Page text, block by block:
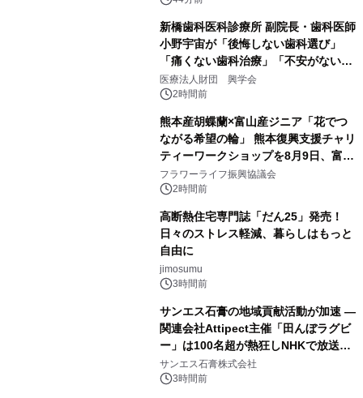
新橋歯科医科診療所 副院長・歯科医師
小野宇宙が「後悔しない歯科選び」
「痛くない歯科治療」「不安がない治
療計画」をテーマに専門監修
医療法人財団 興学会
2時間前
熊本産胡蝶蘭×富山産ジニア「花でつ
ながる希望の輪」 熊本復興支援チャリ
ティーワークショップを8月9日、富
山・射水で開催
フラワーライフ振興協議会
2時間前
高断熱住宅専門誌「だん25」発売！
日々のストレス軽減、暮らしはもっと
自由に
jimosumu
3時間前
サンエス石膏の地域貢献活動が加速 ―
関連会社Attipect主催「田んぼラグビ
ー」は100名超が熱狂しNHKで放送さ
れました。
サンエス石膏株式会社
3時間前